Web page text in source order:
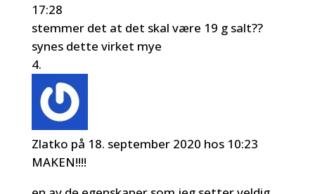
17:28
stemmer det at det skal være 19 g salt??
synes dette virket mye
Zlatko på 18. september 2020 hos 10:23
MAKEN!!!!